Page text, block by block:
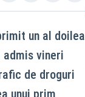
un al doilea
admis vineri
de droguri
unui prim